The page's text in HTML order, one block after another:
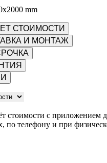
mm
СТОИМОСТИ
И МОНТАЖ
стоимости с приложением
по телефону и при